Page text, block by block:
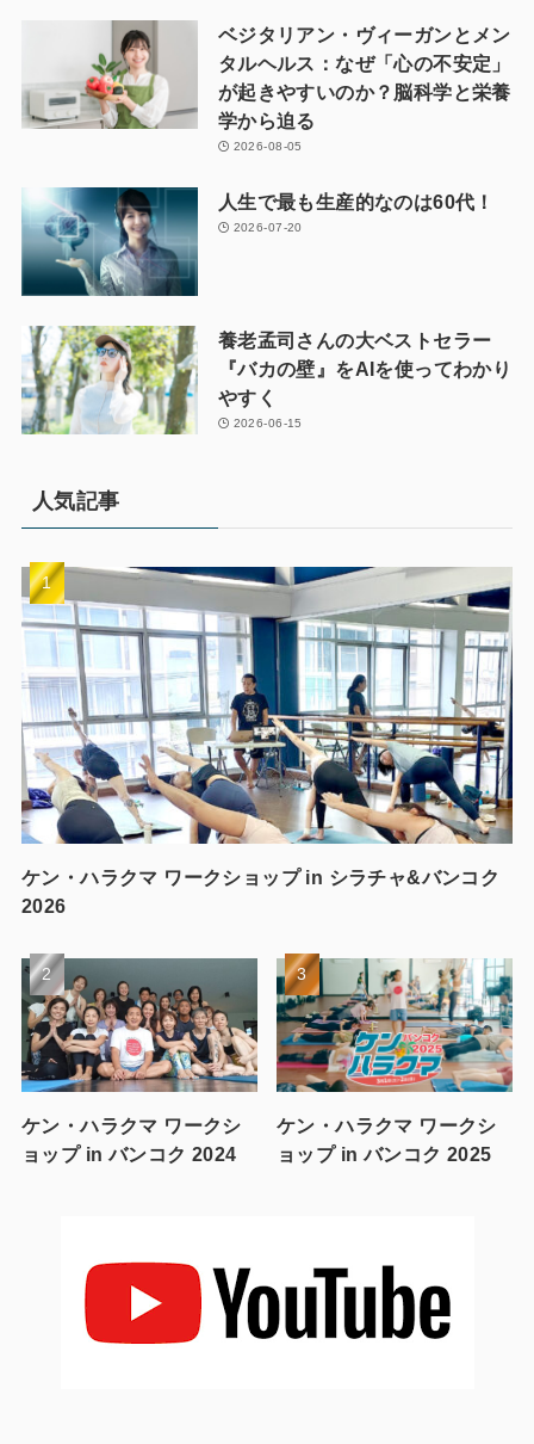
ベジタリアン・ヴィーガンとメン
タルヘルス：なぜ「心の不安定」
が起きやすいのか？脳科学と栄養
学から迫る
2026-08-05
人生で最も生産的なのは60代！
2026-07-20
養老孟司さんの大ベストセラー
『バカの壁』をAIを使ってわかり
やすく
2026-06-15
人気記事
ケン・ハラクマ ワークショップ in シラチャ&バンコク
2026
ケン・ハラクマ ワークシ
ョップ in バンコク 2024
ケン・ハラクマ ワークシ
ョップ in バンコク 2025